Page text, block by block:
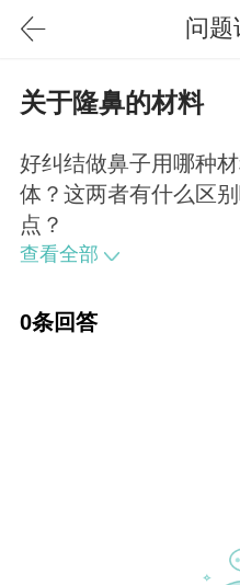
问题
关于隆鼻的材料
好纠结做鼻子用哪种
体？这两者有什么区
点？
查看全部
0条回答